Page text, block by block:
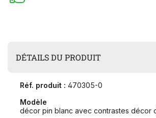
DÉTAILS DU PRODUIT
Réf. produit : 470305-0
Modèle
décor pin blanc avec contrastes décor